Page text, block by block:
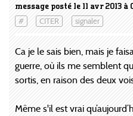
message posté le 11 avr 2013 à
# CITER signaler
Ca je le sais bien, mais je
guerre, où ils me semblent
sortis, en raison des deux
Même s'il est vrai